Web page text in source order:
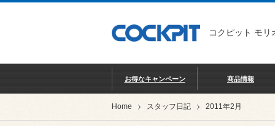
コクピット モリ
お得なキャンペーン 商品情報
Home スタッフ日記 2011年2月